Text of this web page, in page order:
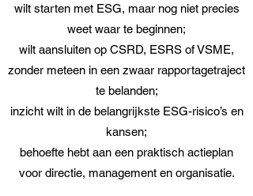
wilt starten met ESG, maar nog niet precies
weet waar te beginnen;
wilt aansluiten op CSRD, ESRS of VSME,
zonder meteen in een zwaar rapportagetraject
te belanden;
inzicht wilt in de belangrijkste ESG-risico’s en
kansen;
behoefte hebt aan een praktisch actieplan
voor directie, management en organisatie.